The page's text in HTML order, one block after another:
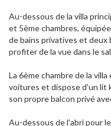
Au-dessous de la villa
et 5ème chambres,
de bains privatives et deux
profiter de la vue dans le
La 6ème chambre de la
voitures et dispose d'un lit
son propre balcon privé
Au-dessous de l'abri pour